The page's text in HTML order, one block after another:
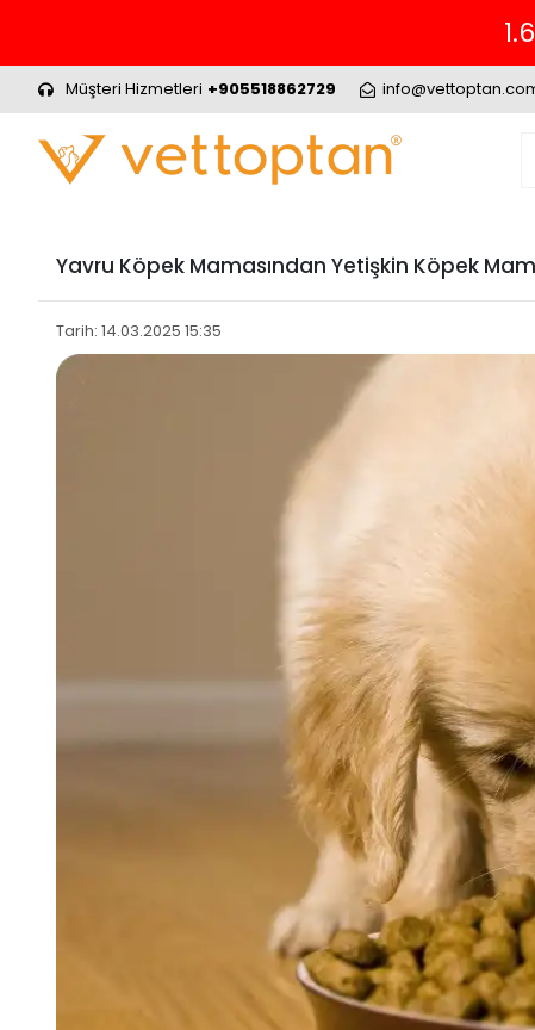
Müşteri Hizmetleri +905518862729
Yavru Köpek Mamasından Yetişkin Köpek
Tarih: 14.03.2025 15:35